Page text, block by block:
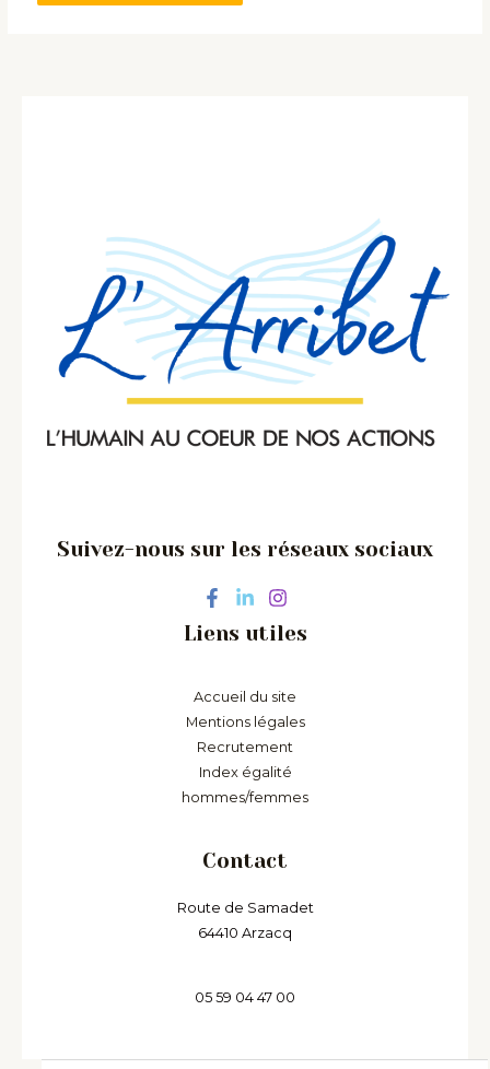
Suivez-nous sur les réseaux sociaux
Liens utiles
Accueil du site
Mentions légales
Recrutement
Index égalité
hommes/femmes
Contact
Route de Samadet
64410 Arzacq
05 59 04 47 00